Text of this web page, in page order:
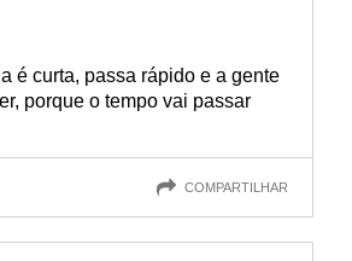
é curta, passa rápido e a gente
porque o tempo vai passar
COMPARTILHAR